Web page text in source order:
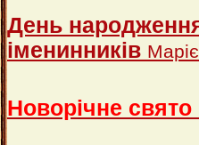
День народження
іменинників
Новорічне свято